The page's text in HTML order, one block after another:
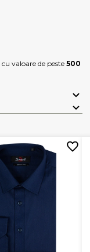
valoare de peste500